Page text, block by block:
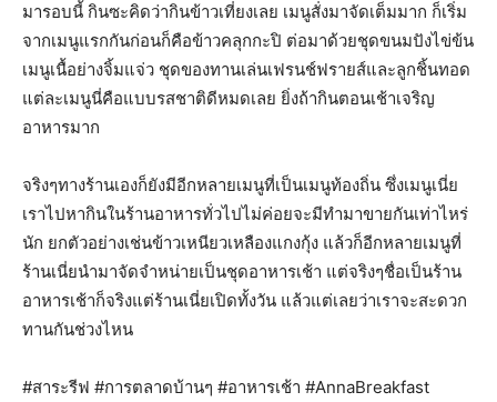
มารอบนี้ กินซะคิดว่ากินข้าวเที่ยงเลย เมนูสั่งมาจัดเต็มมาก ก็เริ่ม
จากเมนูแรกกันก่อนก็คือข้าวคลุกกะปิ ต่อมาด้วยชุดขนมปังไข่ข้น
เมนูเนื้อย่างจิ้มแจ่ว ชุดของทานเล่นเฟรนช์ฟรายส์และลูกชิ้นทอด
แต่ละเมนูนี่คือแบบรสชาติดีหมดเลย ยิ่งถ้ากินตอนเช้าเจริญ
อาหารมาก
จริงๆทางร้านเองก็ยังมีอีกหลายเมนูที่เป็นเมนูท้องถิ่น ซึ่งเมนูเนี่ย
เราไปหากินในร้านอาหารทั่วไปไม่ค่อยจะมีทำมาขายกันเท่าไหร่
นัก ยกตัวอย่างเช่นข้าวเหนียวเหลืองแกงกุ้ง แล้วก็อีกหลายเมนูที่
ร้านเนี่ยนำมาจัดจำหน่ายเป็นชุดอาหารเช้า แต่จริงๆชื่อเป็นร้าน
อาหารเช้าก็จริงแต่ร้านเนี่ยเปิดทั้งวัน แล้วแต่เลยว่าเราจะสะดวก
ทานกันช่วงไหน
#สาระรีฟ #การตลาดบ้านๆ #อาหารเช้า #AnnaBreakfast